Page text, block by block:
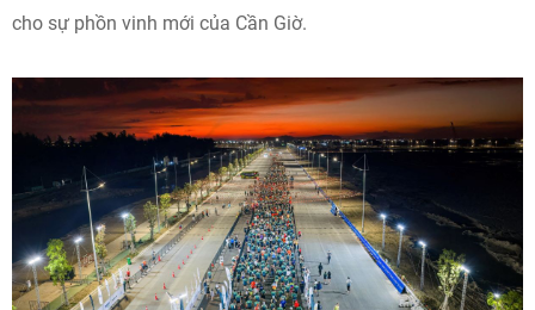
cho sự phồn vinh mới của Cần Giờ.